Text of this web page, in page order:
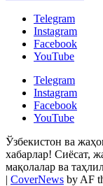
Telegram
Instagram
Facebook
YouTube
Telegram
Instagram
Facebook
YouTube
Ўзбекистон ва
хабарлар! Сиёсат,
мақолалар ва
| CoverNews by AF